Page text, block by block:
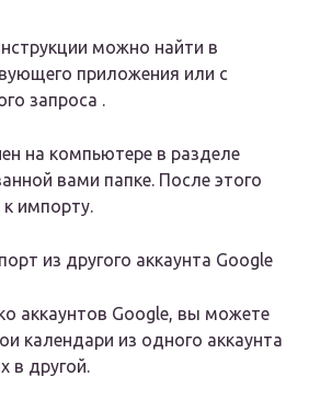
можно найти в
приложения или с
запроса .
на компьютере в разделе
вами папке. После этого
импорту.
из другого аккаунта Google
аккаунтов Google, вы можете
календари из одного аккаунта
в другой.